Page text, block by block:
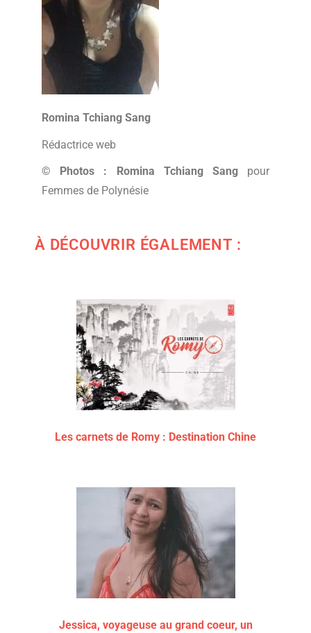
Romina Tchiang Sang
Rédactrice web
© Photos : Romina Tchiang Sangpour
Femmes de Polynésie
À DÉCOUVRIR ÉGALEMENT :
Les carnets de Romy : Destination Chine
Jessica, voyageuse au grand coeur, un